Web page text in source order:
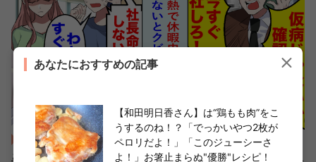
【40度の高熱で欠勤すると、上司が「仮病ならクビ！」ま
さかの“自宅訪問”】実話をもとにした、恋愛漫画やスカッとス
あなたにおすすめの記事
【和田明日香さん】は“鶏もも肉”をこ
うするのね！？「でっかいやつ2枚が
ペロリだよ！」「このジューシーさ
よ！」お箸止まらぬ"優勝"レシピ！